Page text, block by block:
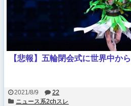
【悲報】五輪閉会式に世界中か
2021/8/9
22
ニュース系2chスレ